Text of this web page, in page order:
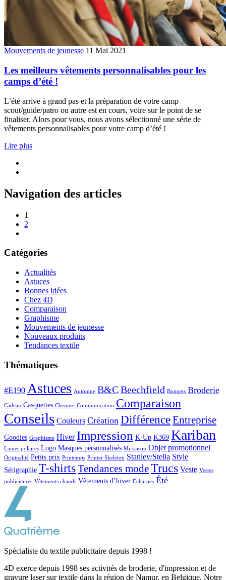
Mouvements de jeunesse 11 Mai 2021
Les meilleurs vêtements personnalisables pour les
camps d’été !
L’été arrive à grand pas et la préparation de votre camp
scout/guide/patro ou autre est en cours, voire sur le point de se
finaliser. Alors pour vous, nous avons sélectionné une série de
vêtements personnalisables pour votre camp d’été !
Lire plus
Navigation des articles
1
2
Catégories
Actualités
Astuces
Bonnes idées
Chez 4D
Comparaison
Graphisme
Mouvements de jeunesse
Nouveaux produits
Tendances textile
Thématiques
#E190 Astuces Automne B&CBeechfield Bonnets Broderie
Cadeau Casquettes Chemise Communication Comparaison
Conseils Couleurs Création DifférenceEntreprise
Goodies Graphisme Hiver Impression K-Up K369 Kariban
Laines polaires Logo Masques personnalisés Mi-saison Objet promotionnel
Originalité Petits prix Printemps Printer Skeleton Stanley/Stella Style
Sérigraphie T-shirtsTendances modeTrucs Veste Vestes
publicitaires Vêtements chauds Vêtements d’hiver Écharpes Été
Spécialiste du textile publicitaire depuis 1998 !
4D exerce depuis 1998 ses activités de broderie, d'impression et de
gravure laser sur textile dans la région de Namur, en Belgique. Notre